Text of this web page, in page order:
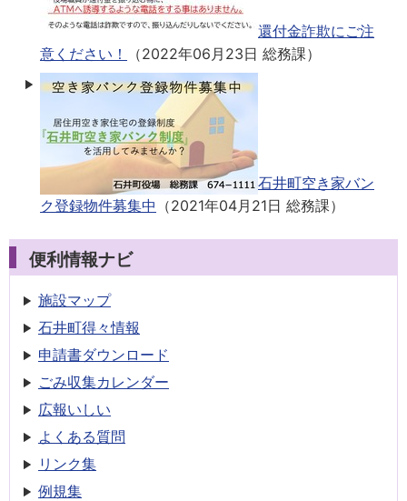
還付金詐欺にご注
意ください！
（2022年06月23日 総務課）
石井町空き家バン
ク登録物件募集中 （2021年04月21日 総務課）
便利情報ナビ
施設マップ
石井町得々情報
申請書ダウンロード
ごみ収集カレンダー
広報いしい
よくある質問
リンク集
例規集